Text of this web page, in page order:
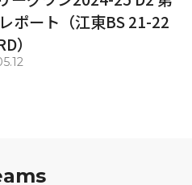
ポート（江東BS 21-22
）